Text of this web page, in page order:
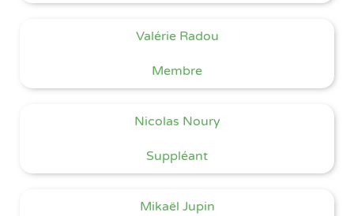
Valérie Radou
Membre
Nicolas Noury
Suppléant
Mikaël Jupin